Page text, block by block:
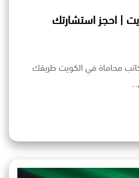
| احجز استشارتك
محاماة في الكويت طريقك